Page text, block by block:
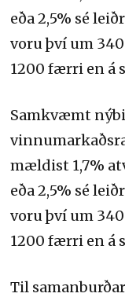
eða 2,5% sé
voru því um
1200 færri en á
Samkvæmt
mældist 1,7%
eða 2,5% sé
voru því um
1200 færri en á
Til